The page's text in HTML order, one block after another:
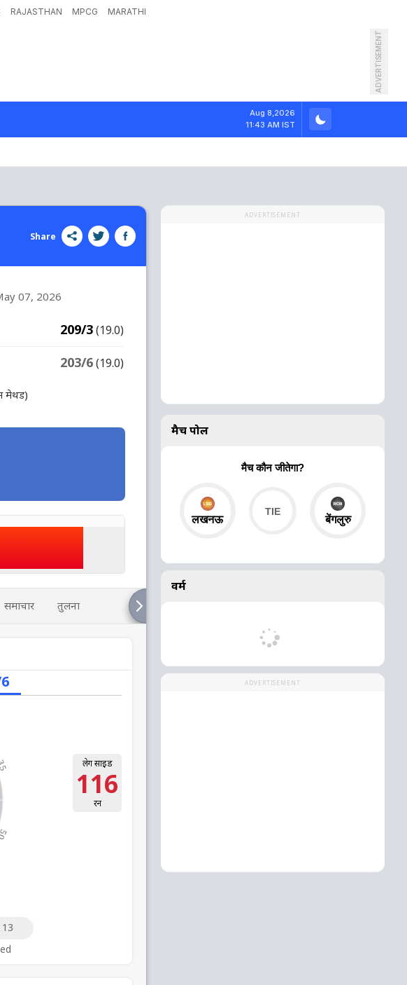
RAJASTHAN MPCG MARATHI
ADVERTISEMENT
Aug 8,2026
11:43 AM IST
Share
07, 2026
209/3(19.0)
203/6(19.0)
मेथड)
समाचार तुलना
लेग साइड
116
रन
13
ADVERTISEMENT
मैच पोल
मैच कौन जीतेगा?
लखनऊ बेंगलुरु
वर्म
ADVERTISEMENT